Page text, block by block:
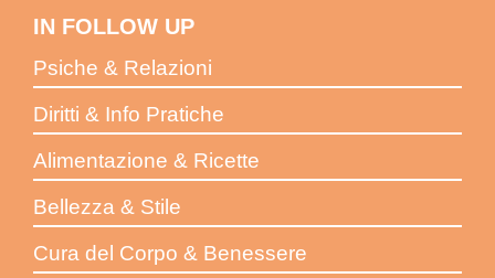
IN FOLLOW UP
Psiche & Relazioni
Diritti & Info Pratiche
Alimentazione & Ricette
Bellezza & Stile
Cura del Corpo & Benessere